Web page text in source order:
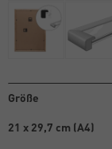
Größe
21 x 29,7 cm (A4)